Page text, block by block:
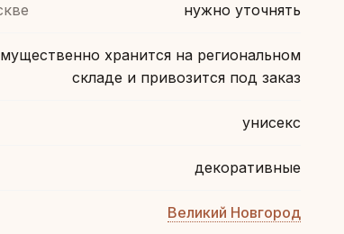
нужно уточнять
хранится на региональном
складе и привозится под заказ
унисекс
декоративные
Великий Новгород